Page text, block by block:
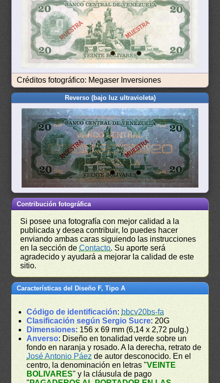
Créditos fotográfico: Megaser Inversiones
Reverso (bajo luz ultravioleta)
Contribución fotográfica
Si posee una fotografía con mejor calidad a la
publicada y desea contribuir, lo puedes hacer
enviando ambas caras siguiendo las instrucciones
en la sección deContacto. Su aporte será
agradecido y ayudará a mejorar la calidad de este
sitio.
Características del Diseño F, Tipo A
Código de identificación: bbcv20bs-fa
Clasificación según Sergio Sucre: 20G
Dimensiones: 156 x 69 mm (6,14 x 2,72 pulg.)
Anverso: Diseño en tonalidad verde sobre un
fondo en naranja y rosado. A la derecha, retrato de
José Antonio Páez de autor desconocido. En el
centro, la denominación en letras "VEINTE
BOLIVARES" y la cláusula de pago